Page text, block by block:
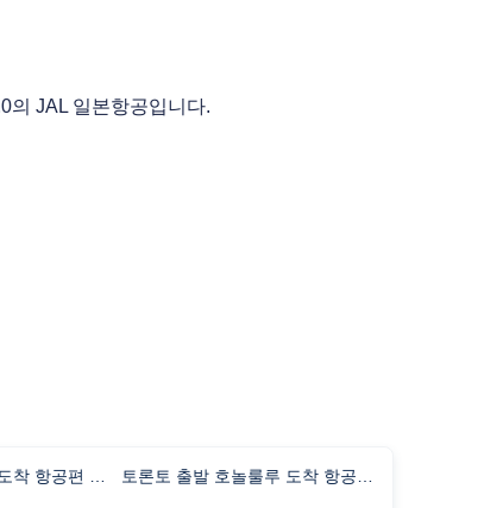
의 JAL 일본항공입니다.